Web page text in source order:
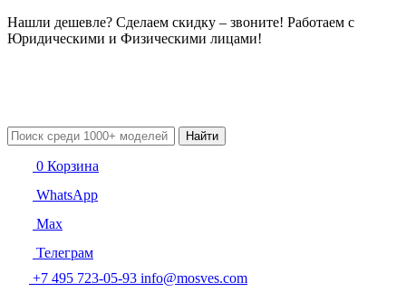
Нашли дешевле? Сделаем скидку – звоните! Работаем с
Юридическими и Физическими лицами!
Найти
0 Корзина
WhatsApp
Max
Телеграм
+7 495 723-05-93 info@mosves.com